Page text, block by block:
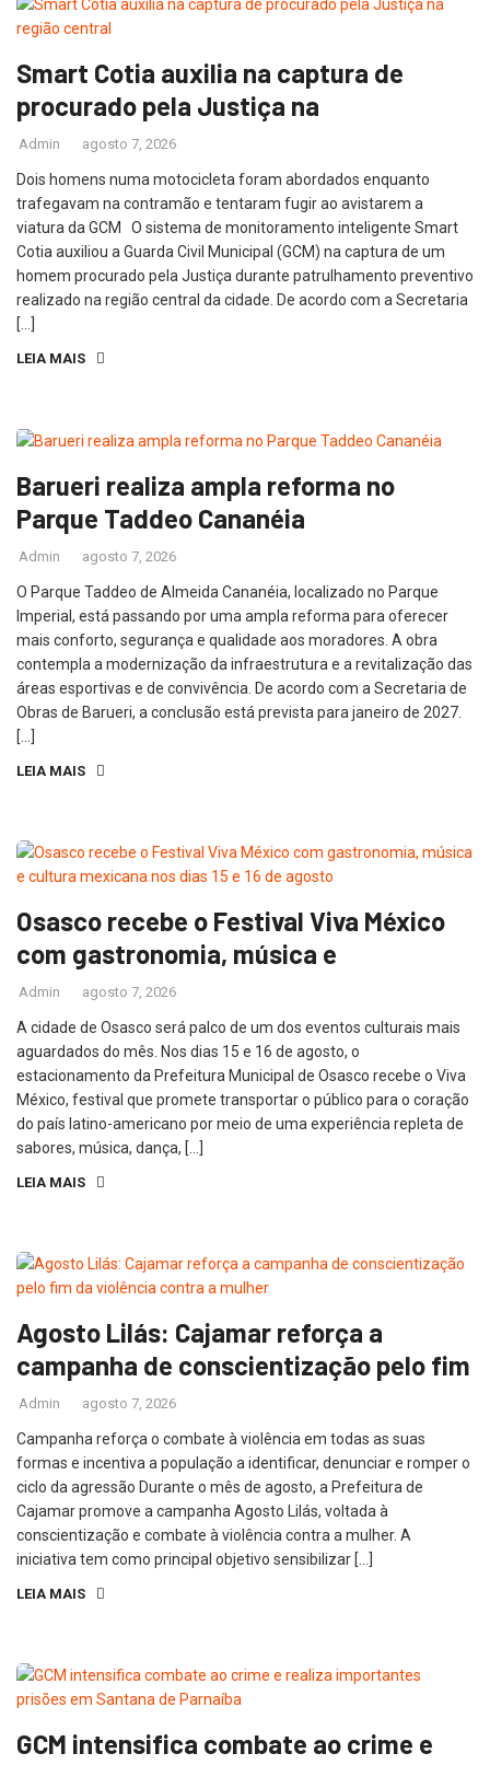
Smart Cotia auxilia na captura de
procurado pela Justiça na
Admin agosto 7, 2026
Dois homens numa motocicleta foram abordados enquanto
trafegavam na contramão e tentaram fugir ao avistarem a
viatura da GCM O sistema de monitoramento inteligente Smart
Cotia auxiliou a Guarda Civil Municipal (GCM) na captura de um
homem procurado pela Justiça durante patrulhamento preventivo
realizado na região central da cidade. De acordo com a Secretaria
[…]
LEIA MAIS
Barueri realiza ampla reforma no
Parque Taddeo Cananéia
Admin agosto 7, 2026
O Parque Taddeo de Almeida Cananéia, localizado no Parque
Imperial, está passando por uma ampla reforma para oferecer
mais conforto, segurança e qualidade aos moradores. A obra
contempla a modernização da infraestrutura e a revitalização das
áreas esportivas e de convivência. De acordo com a Secretaria de
Obras de Barueri, a conclusão está prevista para janeiro de 2027.
[…]
LEIA MAIS
Osasco recebe o Festival Viva México
com gastronomia, música e
Admin agosto 7, 2026
A cidade de Osasco será palco de um dos eventos culturais mais
aguardados do mês. Nos dias 15 e 16 de agosto, o
estacionamento da Prefeitura Municipal de Osasco recebe o Viva
México, festival que promete transportar o público para o coração
do país latino-americano por meio de uma experiência repleta de
sabores, música, dança, […]
LEIA MAIS
Agosto Lilás: Cajamar reforça a
campanha de conscientização pelo fim
Admin agosto 7, 2026
Campanha reforça o combate à violência em todas as suas
formas e incentiva a população a identificar, denunciar e romper o
ciclo da agressão Durante o mês de agosto, a Prefeitura de
Cajamar promove a campanha Agosto Lilás, voltada à
conscientização e combate à violência contra a mulher. A
iniciativa tem como principal objetivo sensibilizar […]
LEIA MAIS
GCM intensifica combate ao crime e